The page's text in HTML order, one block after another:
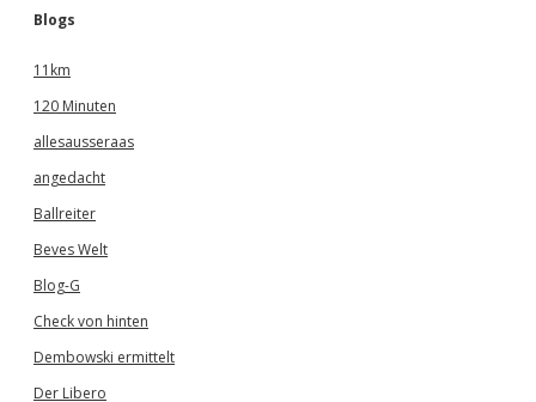
Blogs
11km
120 Minuten
allesausseraas
angedacht
Ballreiter
Beves Welt
Blog-G
Check von hinten
Dembowski ermittelt
Der Libero